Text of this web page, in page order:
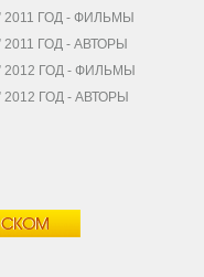
ГОД - ФИЛЬМЫ
ГОД - АВТОРЫ
ГОД - ФИЛЬМЫ
ГОД - АВТОРЫ